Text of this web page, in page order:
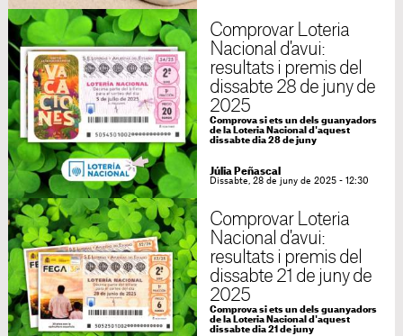
Comprovar Loteria
Nacional d'avui:
resultats i premis del
dissabte 28 de juny de
2025
Comprova si ets un dels guanyadors
de la Loteria Nacional d'aquest
dissabte dia 28 de juny
Júlia Peñascal
Dissabte, 28 de juny de 2025 - 12:30
Comprovar Loteria
Nacional d'avui:
resultats i premis del
dissabte 21 de juny de
2025
Comprova si ets un dels guanyadors
de la Loteria Nacional d'aquest
dissabte dia 21 de juny